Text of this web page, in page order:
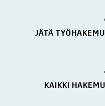
JÄTÄ
KAIKKI